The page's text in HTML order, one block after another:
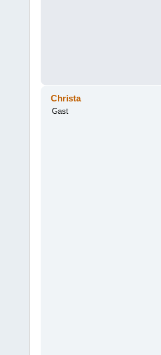
Christa
Gast